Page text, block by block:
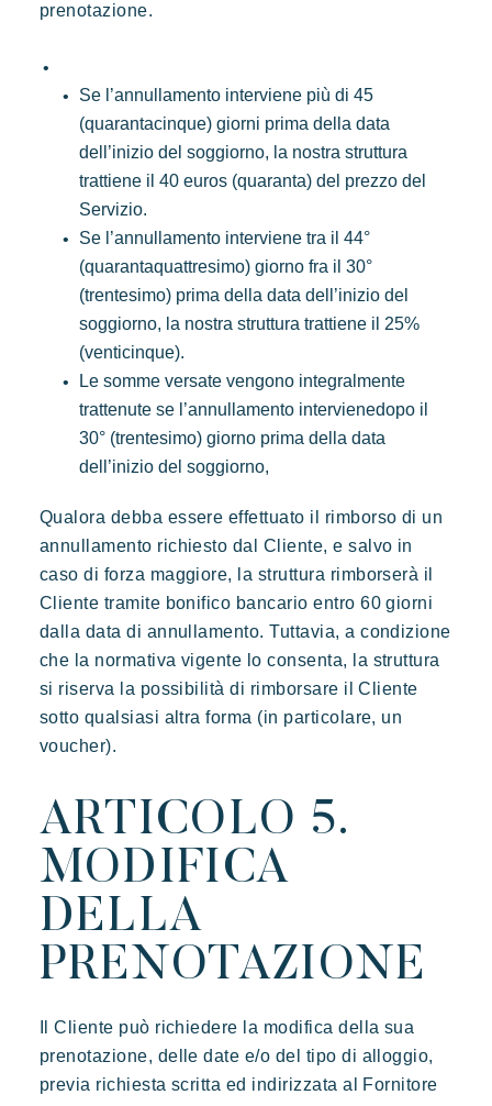
prenotazione.
Se l’annullamento interviene più di 45
(quarantacinque) giorni prima della data
dell’inizio del soggiorno, la nostra struttura
trattiene il 40 euros (quaranta) del prezzo del
Servizio.
Se l’annullamento interviene tra il 44°
(quarantaquattresimo) giorno fra il 30°
(trentesimo) prima della data dell’inizio del
soggiorno, la nostra struttura trattiene il 25%
(venticinque).
Le somme versate vengono integralmente
trattenute se l’annullamento intervienedopo il
30° (trentesimo) giorno prima della data
dell’inizio del soggiorno,
Qualora debba essere effettuato il rimborso di un
annullamento richiesto dal Cliente, e salvo in
caso di forza maggiore, la struttura rimborserà il
Cliente tramite bonifico bancario entro 60 giorni
dalla data di annullamento. Tuttavia, a condizione
che la normativa vigente lo consenta, la struttura
si riserva la possibilità di rimborsare il Cliente
sotto qualsiasi altra forma (in particolare, un
voucher).
ARTICOLO 5.
MODIFICA
DELLA
PRENOTAZIONE
Il Cliente può richiedere la modifica della sua
prenotazione, delle date e/o del tipo di alloggio,
previa richiesta scritta ed indirizzata al Fornitore